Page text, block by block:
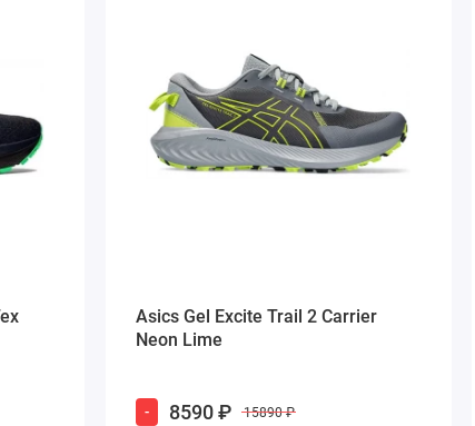
Asics Gel Excite Trail 2 Carrier
Neon Lime
- 8590 ₽ 15890 ₽